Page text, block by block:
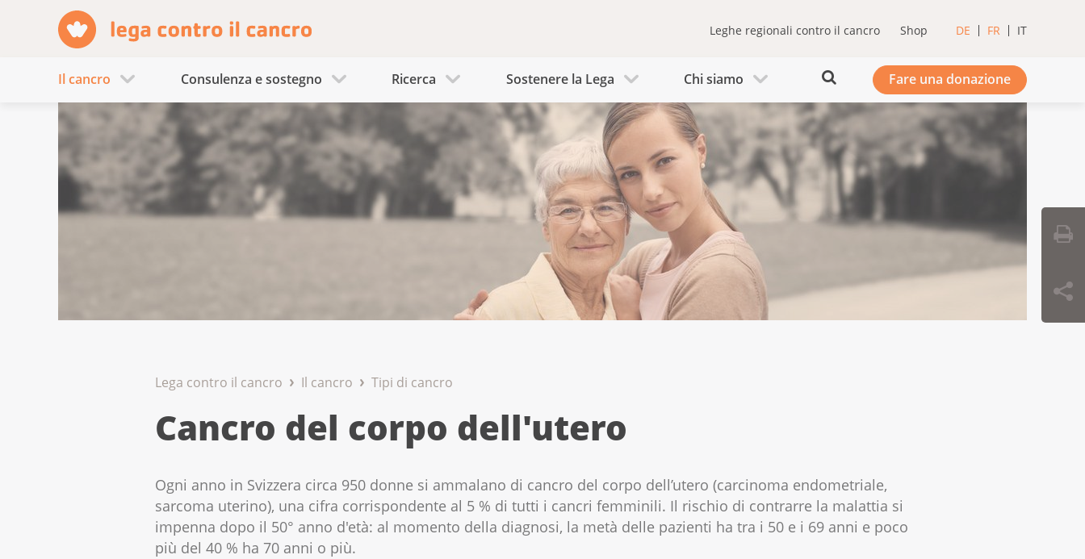
Leghe regionali contro il cancro Shop DE FR IT
Il cancro Consulenza e sostegno Ricerca Sostenere la Lega Chi siamo Fare una donazione
Lega contro il cancro Il cancro Tipi di cancro
Cancro del corpo dell'utero
Ogni anno in Svizzera circa 950 donne si ammalano di cancro del corpo dell’utero (carcinoma endometriale,
sarcoma uterino), una cifra corrispondente al 5 % di tutti i cancri femminili. Il rischio di contrarre la malattia si
impenna dopo il 50° anno d'età: al momento della diagnosi, la metà delle pazienti ha tra i 50 e i 69 anni e poco
più del 40 % ha 70 anni o più.